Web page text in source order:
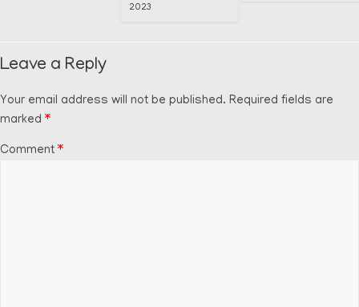
2023
Leave a Reply
Your email address will not be published. Required fields are
marked *
Comment *